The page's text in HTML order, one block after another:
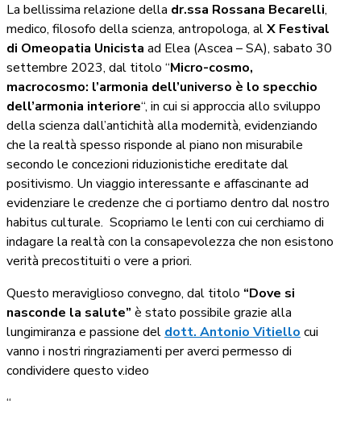
La bellissima relazione della dr.ssa Rossana Becarelli,
medico, filosofo della scienza, antropologa, alX Festival
di Omeopatia Unicista ad Elea (Ascea – SA), sabato 30
settembre 2023, dal titolo “Micro-cosmo,
macrocosmo: l’armonia dell’universo è lo specchio
dell’armonia interiore“, in cui si approccia allo sviluppo
della scienza dall’antichità alla modernità, evidenziando
che la realtà spesso risponde al piano non misurabile
secondo le concezioni riduzionistiche ereditate dal
positivismo. Un viaggio interessante e affascinante ad
evidenziare le credenze che ci portiamo dentro dal nostro
habitus culturale. Scopriamo le lenti con cui cerchiamo di
indagare la realtà con la consapevolezza che non esistono
verità precostituiti o vere a priori.
Questo meraviglioso convegno, dal titolo “Dove si
nasconde la salute” è stato possibile grazie alla
lungimiranza e passione del dott. Antonio Vitiello cui
vanno i nostri ringraziamenti per averci permesso di
condividere questo v.ideo
“